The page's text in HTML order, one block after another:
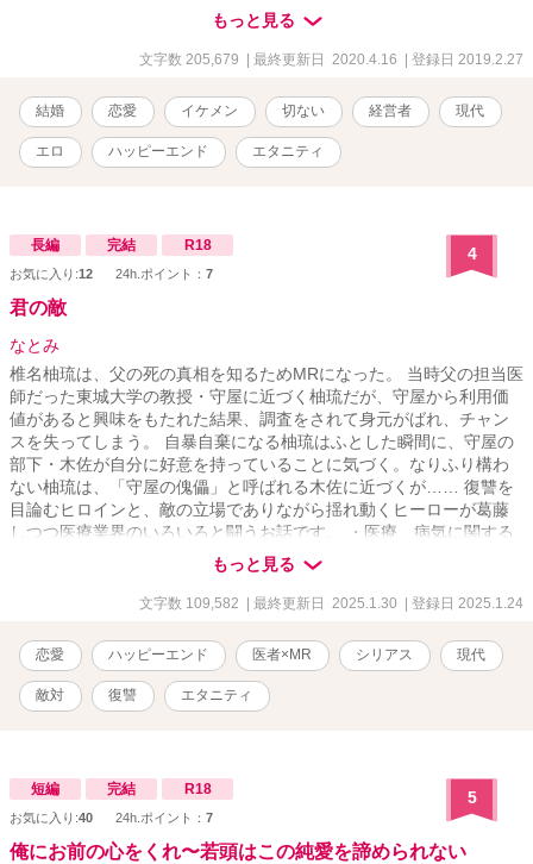
もちろん恋人も友達もゼロ。 趣味といったら、ネットゲームに漫
画、一人飲み。 しかし、病気の祖父の頼みで、ウェディングドレス
を着ることに。 恋人を連れて来いって──こんなことならば、彼氏が
婚相手探してるの？ 実は俺もなんだ」と声をかけられる。 芸能人
みたいにかっこいい男性は、私に都合のいい〝契約〟の話を持ちか
けてきた！ 私は二度と恋はしない。 もちろんあなたにも。 だから、
あなたの話に乗ることにする。 もう長くはない最愛の家族のため
リスタ、ムーン、ベリーズカフェに投稿していた「偽装婚約」を大
幅に加筆修正したものになります。話の内容は変わっておりませ
ん。
もっと見る
文字数 205,679 | 最終更新日 2020.4.16 | 登録日 2019.2.27
結婚 恋愛 イケメン 切ない 経営者 現代
エロ ハッピーエンド エタニティ
長編 完結 R18
お気に入り:12 24h.ポイント： 7
4
君の敵
なとみ
椎名柚琉は、父の死の真相を知るためMRになった。 当時父の担当医
師だった東城大学の教授・守屋に近づく柚琉だが、守屋から利用価
値があると興味をもたれた結果、調査をされて身元がばれ、チャン
スを失ってしまう。 自暴自棄になる柚琉はふとした瞬間に、守屋の
部下・木佐が自分に好意を持っていることに気づく。なりふり構わ
ない柚琉は、「守屋の傀儡」と呼ばれる木佐に近づくが…… 復讐を
目論むヒロインと、敵の立場でありながら揺れ動くヒーローが葛藤
しつつ医療業界のいろいろと闘うお話です。 ・医療、病気に関する
描写があります。 ・出てくる薬品名や効果はフィクションです。
もっと見る
文字数 109,582 | 最終更新日 2025.1.30 | 登録日 2025.1.24
恋愛 ハッピーエンド 医者×MR シリアス 現代
敵対 復讐 エタニティ
短編 完結 R18
お気に入り:40 24h.ポイント： 7
5
俺にお前の心をくれ〜若頭はこの純愛を諦められない